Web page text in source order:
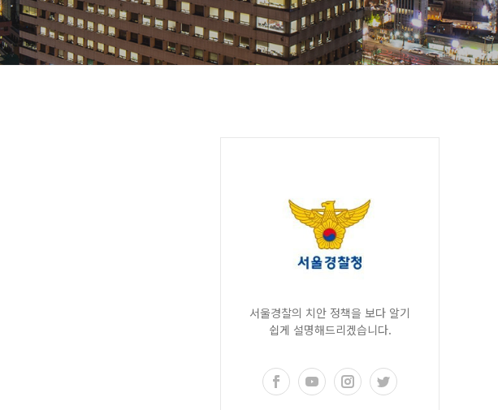
서울경찰의 치안 정책을 보다 알기
쉽게 설명해드리겠습니다.